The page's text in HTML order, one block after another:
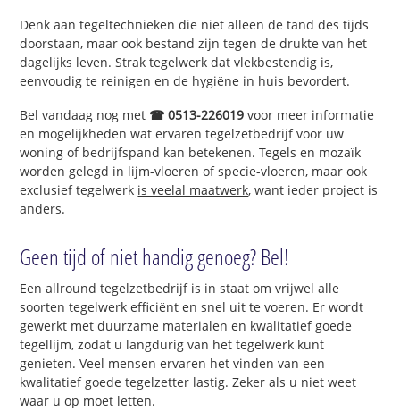
Denk aan tegeltechnieken die niet alleen de tand des tijds
doorstaan, maar ook bestand zijn tegen de drukte van het
dagelijks leven. Strak tegelwerk dat vlekbestendig is,
eenvoudig te reinigen en de hygiëne in huis bevordert.
Bel vandaag nog met ☎ 0513-226019 voor meer informatie
en mogelijkheden wat ervaren tegelzetbedrijf voor uw
woning of bedrijfspand kan betekenen. Tegels en mozaïk
worden gelegd in lijm-vloeren of specie-vloeren, maar ook
exclusief tegelwerk is veelal maatwerk, want ieder project is
anders.
Geen tijd of niet handig genoeg? Bel!
Een allround tegelzetbedrijf is in staat om vrijwel alle
soorten tegelwerk efficiënt en snel uit te voeren. Er wordt
gewerkt met duurzame materialen en kwalitatief goede
tegellijm, zodat u langdurig van het tegelwerk kunt
genieten. Veel mensen ervaren het vinden van een
kwalitatief goede tegelzetter lastig. Zeker als u niet weet
waar u op moet letten.